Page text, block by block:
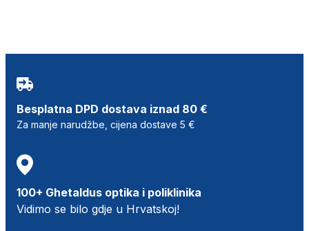
Besplatna DPD dostava iznad 80 €
Za manje narudžbe, cijena dostave 5 €
100+ Ghetaldus optika i poliklinika
Vidimo se bilo gdje u Hrvatskoj!